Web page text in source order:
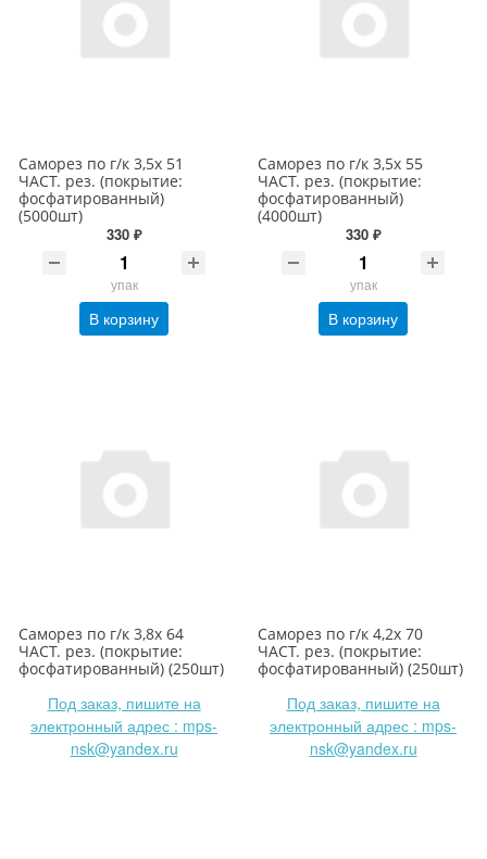
Саморез по г/к 3,5х 51
ЧАСТ. рез. (покрытие:
фосфатированный)
(5000шт)
330 ₽
упак
В корзину
Саморез по г/к 3,5х 55
ЧАСТ. рез. (покрытие:
фосфатированный)
(4000шт)
330 ₽
упак
В корзину
Саморез по г/к 3,8х 64
ЧАСТ. рез. (покрытие:
фосфатированный) (250шт)
Под заказ, пишите на
электронный адрес : mps-
nsk@yandex.ru
Саморез по г/к 4,2х 70
ЧАСТ. рез. (покрытие:
фосфатированный) (250шт)
Под заказ, пишите на
электронный адрес : mps-
nsk@yandex.ru